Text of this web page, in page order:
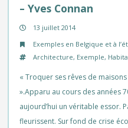
– Yves Connan
13 juillet 2014
Exemples en Belgique et à
Architecture, Exemple,
« Troquer ses rêves de
».Apparu au cours des années
aujourd’hui un véritable essor.
fleurissent. Sur fond de crise